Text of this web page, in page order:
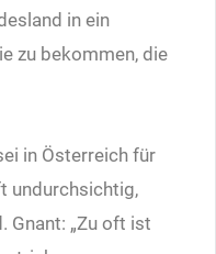
in ein
zu bekommen, die
in Österreich für
undurchsichtig,
Gnant: „Zu oft ist